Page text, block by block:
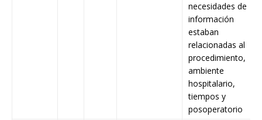
necesidades de
información
estaban
relacionadas al
procedimiento,
ambiente
hospitalario,
tiempos y
posoperatorio